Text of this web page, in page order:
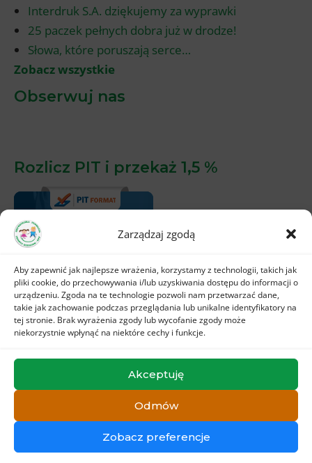
Zarządzaj zgodą
Aby zapewnić jak najlepsze wrażenia, korzystamy z technologii, takich jak
pliki cookie, do przechowywania i/lub uzyskiwania dostępu do informacji o
urządzeniu. Zgoda na te technologie pozwoli nam przetwarzać dane,
takie jak zachowanie podczas przeglądania lub unikalne identyfikatory na
tej stronie. Brak wyrażenia zgody lub wycofanie zgody może
niekorzystnie wpłynąć na niektóre cechy i funkcje.
Akceptuję
Odmów
Zobacz preferencje
Interdruk S.A. dziękujemy za wyprawki
25 paczek pełnych dobra już w drodze!
Słowa, które poruszają serce…
Zobacz wszystkie
Obserwuj nas
Rozlicz PIT i przekaż 1,5 %
Copyright © PomocDzieciom